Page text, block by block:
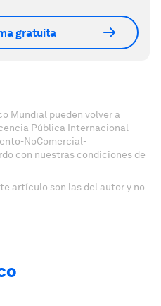
gratuita
Mundial pueden volver a
Pública Internacional
NoComercial-
con nuestras condiciones de
artículo son las del autor y no